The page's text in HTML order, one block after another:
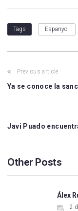
Tags Espanyol
Previous article
Ya se conoce la
Javi Puado
Other Posts
Álex
2